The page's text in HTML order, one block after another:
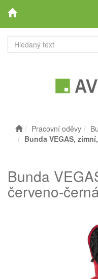
Pracovní oděvy
Bunda VEGAS,
Bunda
červeno-